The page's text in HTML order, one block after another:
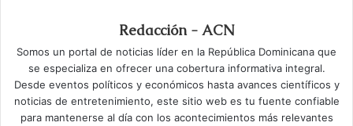
Redacción - ACN
Somos un portal de noticias líder en la República Dominicana que
se especializa en ofrecer una cobertura informativa integral.
Desde eventos políticos y económicos hasta avances científicos y
noticias de entretenimiento, este sitio web es tu fuente confiable
para mantenerse al día con los acontecimientos más relevantes